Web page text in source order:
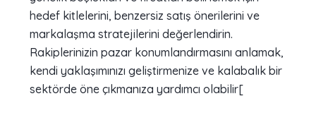
hedef kitlelerini, benzersiz satış önerilerini ve
markalaşma stratejilerini değerlendirin.
Rakiplerinizin pazar konumlandırmasını anlamak,
kendi yaklaşımınızı geliştirmenize ve kalabalık bir
sektörde öne çıkmanıza yardımcı olabilir[